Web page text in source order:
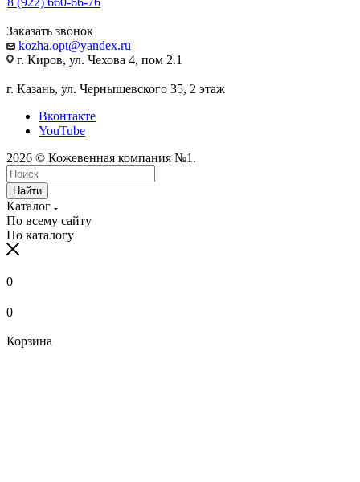
Заказать звонок
kozha.opt@yandex.ru
г. Киров, ул. Чехова 4, пом 2.1
г. Казань, ул. Чернышевского 35, 2 этаж
Вконтакте
YouTube
2026 © Кожевенная компания №1.
Найти
Каталог
По всему сайту
По каталогу
0
0
Корзина